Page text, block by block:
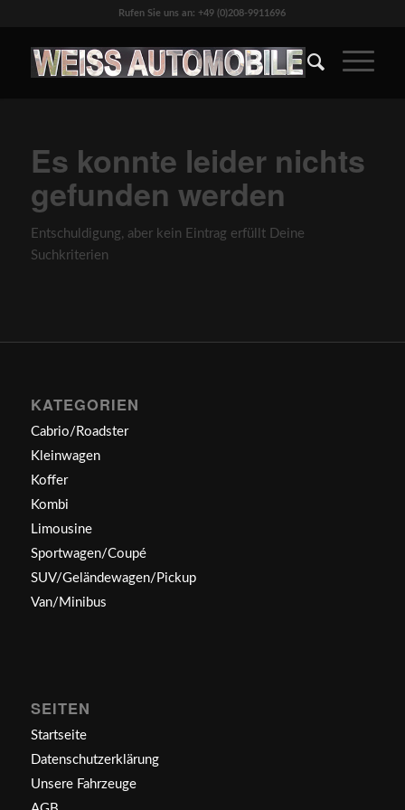
Rufen Sie uns an: +49 (0)208-9911696
Es konnte leider nichts
gefunden werden
Entschuldigung, aber kein Eintrag erfüllt Deine
Suchkriterien
KATEGORIEN
Cabrio/Roadster
Kleinwagen
Koffer
Kombi
Limousine
Sportwagen/Coupé
SUV/Geländewagen/Pickup
Van/Minibus
SEITEN
Startseite
Datenschutzerklärung
Unsere Fahrzeuge